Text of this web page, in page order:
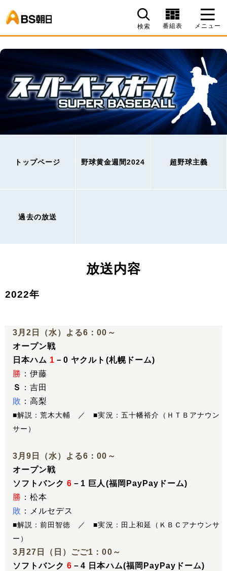
検索 番組表 メニュー
トップページ 野球黄金週間2024 超野球主義
過去の放送
放送内容
2022年
3月2日（水）よる6：00～
オープン戦
日本ハム 1 －0 ヤクルト(札幌ドーム)
勝 ：伊藤
Ｓ
：吉田
敗 ：高梨
■解説：荒木大輔 ／ ■実況：五十幡裕介（ＨＴＢアナウン
サー）
3月9日（水）よる6：00～
オープン戦
ソフトバンク6 －1 巨人(福岡PayPayドーム)
勝 ：松本
敗 ：メルセデス
■解説：前田智徳 ／ ■実況：田上和延（ＫＢＣアナウンサ
ー）
3月27日（日）ごご1：00～
ソフトバンク6 －4 日本ハム(福岡PayPayドーム)